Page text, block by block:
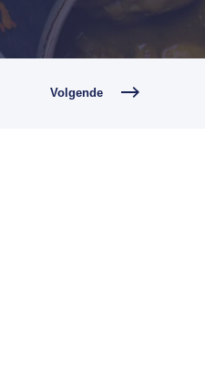
Volgende